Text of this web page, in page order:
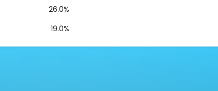
26.0%
19.0%